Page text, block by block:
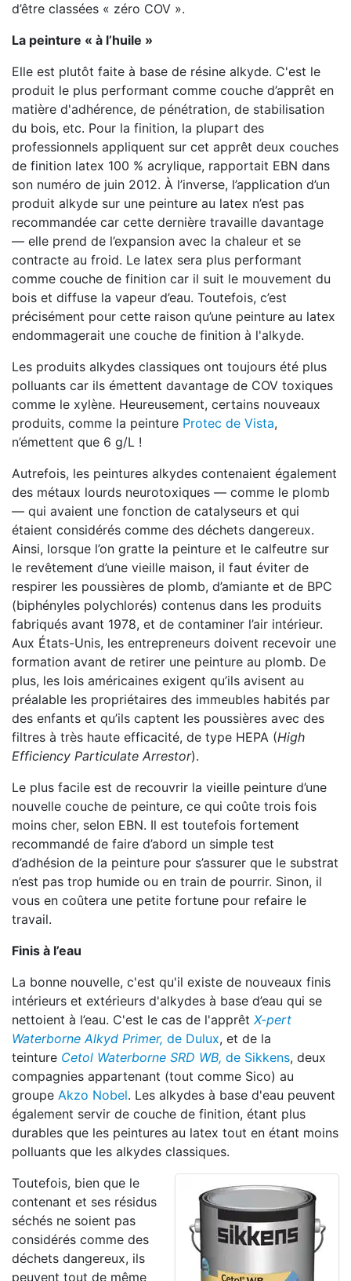
d’être classées « zéro COV ».
La peinture « à l’huile »
Elle est plutôt faite à base de résine alkyde. C'est le
produit le plus performant comme couche d’apprêt en
matière d'adhérence, de pénétration, de stabilisation
du bois, etc. Pour la finition, la plupart des
professionnels appliquent sur cet apprêt deux couches
de finition latex 100 % acrylique, rapportait EBN dans
son numéro de juin 2012. À l’inverse, l’application d’un
produit alkyde sur une peinture au latex n’est pas
recommandée car cette dernière travaille davantage
— elle prend de l’expansion avec la chaleur et se
contracte au froid. Le latex sera plus performant
comme couche de finition car il suit le mouvement du
bois et diffuse la vapeur d’eau. Toutefois, c’est
précisément pour cette raison qu’une peinture au latex
endommagerait une couche de finition à l'alkyde.
Les produits alkydes classiques ont toujours été plus
polluants car ils émettent davantage de COV toxiques
comme le xylène. Heureusement, certains nouveaux
produits, comme la peinture Protec de Vista,
n’émettent que 6 g/L !
Autrefois, les peintures alkydes contenaient également
des métaux lourds neurotoxiques — comme le plomb
— qui avaient une fonction de catalyseurs et qui
étaient considérés comme des déchets dangereux.
Ainsi, lorsque l’on gratte la peinture et le calfeutre sur
le revêtement d’une vieille maison, il faut éviter de
respirer les poussières de plomb, d’amiante et de BPC
(biphényles polychlorés) contenus dans les produits
fabriqués avant 1978, et de contaminer l’air intérieur.
Aux États-Unis, les entrepreneurs doivent recevoir une
formation avant de retirer une peinture au plomb. De
plus, les lois américaines exigent qu’ils avisent au
préalable les propriétaires des immeubles habités par
des enfants et qu’ils captent les poussières avec des
filtres à très haute efficacité, de type HEPA (High
Efficiency Particulate Arrestor).
Le plus facile est de recouvrir la vieille peinture d’une
nouvelle couche de peinture, ce qui coûte trois fois
moins cher, selon EBN. Il est toutefois fortement
recommandé de faire d’abord un simple test
d’adhésion de la peinture pour s’assurer que le substrat
n’est pas trop humide ou en train de pourrir. Sinon, il
vous en coûtera une petite fortune pour refaire le
travail.
Finis à l’eau
La bonne nouvelle, c'est qu'il existe de nouveaux finis
intérieurs et extérieurs d'alkydes à base d’eau qui se
nettoient à l’eau. C'est le cas de l'apprêt X-pert
Waterborne Alkyd Primer, de Dulux, et de la
teinture Cetol Waterborne SRD WB, de Sikkens, deux
compagnies appartenant (tout comme Sico) au
groupe Akzo Nobel. Les alkydes à base d'eau peuvent
également servir de couche de finition, étant plus
durables que les peintures au latex tout en étant moins
polluants que les alkydes classiques.
Toutefois, bien que le
contenant et ses résidus
séchés ne soient pas
considérés comme des
déchets dangereux, ils
peuvent tout de même